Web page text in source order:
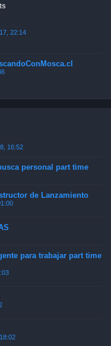
22:14
16:52
personal part time
de Lanzamiento
para trabajar part time